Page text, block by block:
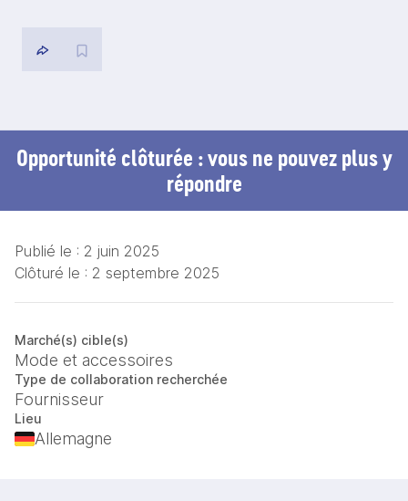
Opportunité clôturée : vous ne pouvez plus y
répondre
Publié le : 2 juin 2025
Clôturé le : 2 septembre 2025
Marché(s) cible(s)
Mode et accessoires
Type de collaboration recherchée
Fournisseur
Lieu
Allemagne